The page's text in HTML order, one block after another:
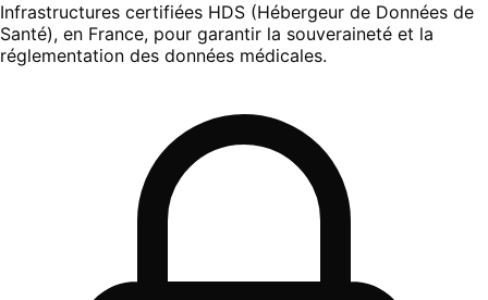
Infrastructures certifiées HDS (Hébergeur de Données de
Santé), en France, pour garantir la souveraineté et la
réglementation des données médicales.